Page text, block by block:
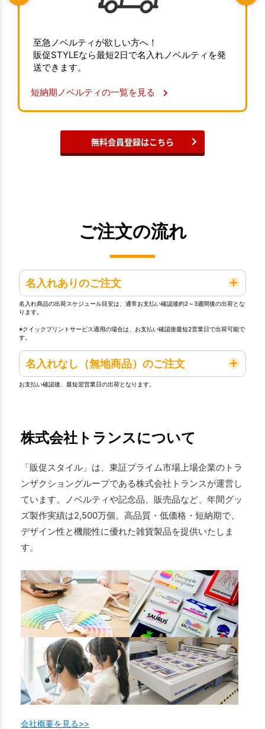
至急ノベルティが欲しい方へ！
販促STYLEなら最短2日で名入れノベルティを発
送できます。
短納期ノベルティの一覧を見る
無料会員登録はこちら
ご注文の流れ
名入れありのご注文
名入れ商品の出荷スケジュール目安は、通常お支払い確認後約2～3週間後の出荷とな
ります。
※クイックプリントサービス適用の場合は、お支払い確認後最短2営業日で出荷可能で
す。
名入れなし（無地商品）のご注文
お支払い確認後、最短翌営業日の出荷となります。
株式会社トランスについて
「販促スタイル」は、東証プライム市場上場企業のトラ
ンザクショングループである株式会社トランスが運営し
ています。ノベルティや記念品、販売品など、年間グッ
ズ製作実績は2,500万個。高品質・低価格・短納期で、
デザイン性と機能性に優れた雑貨製品を提供いたしま
す。
会社概要を見る>>